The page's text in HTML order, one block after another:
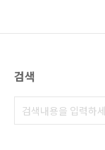
검색